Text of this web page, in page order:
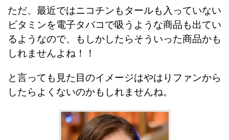
ただ、最近ではニコチンもタールも入っていない
ビタミンを電子タバコで吸うような商品も出てい
るようなので、もしかしたらそういった商品かも
しれませんよね！！
と言っても見た目のイメージはやはりファンから
したらよくないのかもしれませんね。